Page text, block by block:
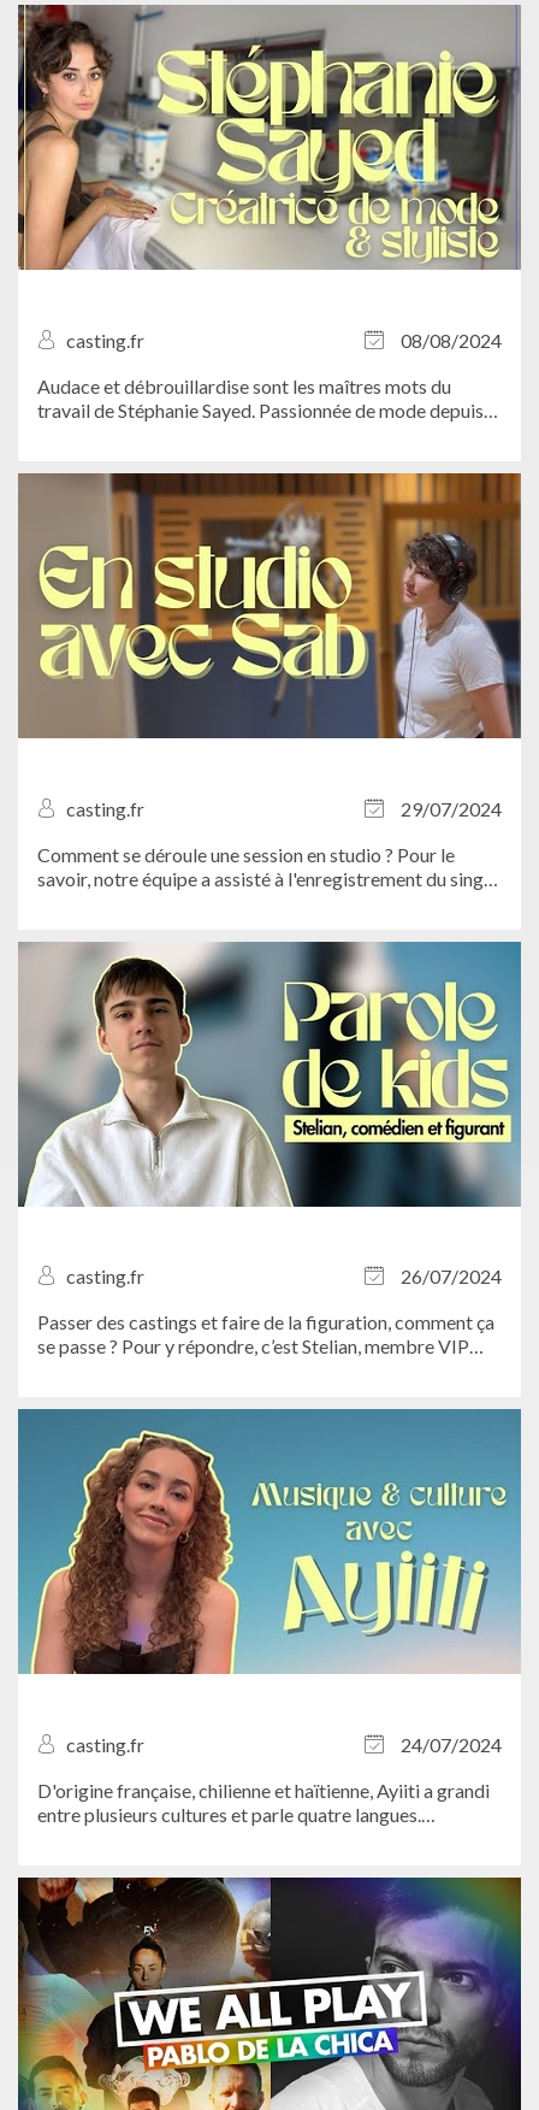
des compositions...
casting.fr
08/08/2024
Audace et débrouillardise sont les maîtres mots du
travail de Stéphanie Sayed. Passionnée de mode depuis
casting.fr
29/07/2024
Comment se déroule une session en studio ? Pour le
savoir, notre équipe a assisté à l'enregistrement du single
casting.fr
26/07/2024
Passer des castings et faire de la figuration, comment ça
se passe ? Pour y répondre, c’est Stelian, membre VIP
casting.fr
24/07/2024
D'origine française, chilienne et haïtienne, Ayiiti a grandi
entre plusieurs cultures et parle quatre langues.
?...